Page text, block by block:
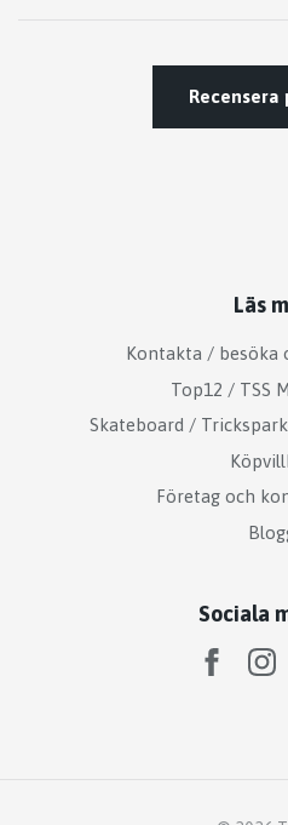
Recensera
Läs
Kontakta / besöka
Top12 / TSS
Skateboard /
Företag och
Sociala